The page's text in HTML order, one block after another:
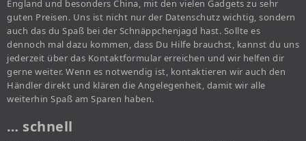
England und besonders China, mit den vielen Gadgets zu sehr
guten Preisen. Uns ist nicht nur der Datenschutz wichtig, sondern
auch das du Spaß bei der Schnäppchenjagd hast. Sollte es
dennoch mal dazu kommen, dass Du Hilfe brauchst, kannst du uns
jederzeit über das Kontaktformular erreichen und wir helfen dir
gerne weiter. Wenn es notwendig ist, kontaktieren wir auch den
Händler direkt und klären die Angelegenheit, damit wir alle
weiterhin Spaß am Sparen haben.
… schnell